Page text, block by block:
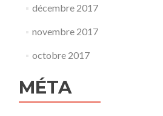
décembre 2017
novembre 2017
octobre 2017
MÉTA